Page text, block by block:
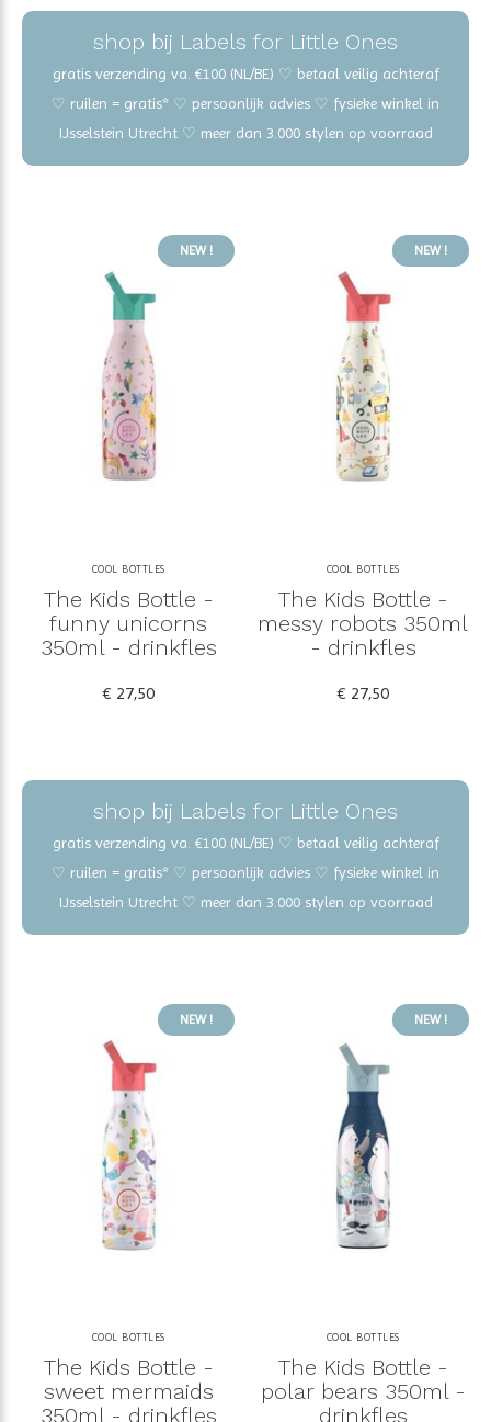
shop bij Labels for Little Ones
gratis verzending va. €100 (NL/BE) ♡ betaal veilig achteraf
♡ ruilen = gratis* ♡ persoonlijk advies ♡ fysieke winkel in
IJsselstein Utrecht ♡ meer dan 3.000 stylen op voorraad
NEW !
COOL BOTTLES
The Kids Bottle -
funny unicorns
350ml - drinkfles
€ 27,50
NEW !
COOL BOTTLES
The Kids Bottle -
messy robots 350ml
- drinkfles
€ 27,50
shop bij Labels for Little Ones
gratis verzending va. €100 (NL/BE) ♡ betaal veilig achteraf
♡ ruilen = gratis* ♡ persoonlijk advies ♡ fysieke winkel in
IJsselstein Utrecht ♡ meer dan 3.000 stylen op voorraad
NEW !
COOL BOTTLES
The Kids Bottle -
sweet mermaids
350ml - drinkfles
NEW !
COOL BOTTLES
The Kids Bottle -
polar bears 350ml -
drinkfles